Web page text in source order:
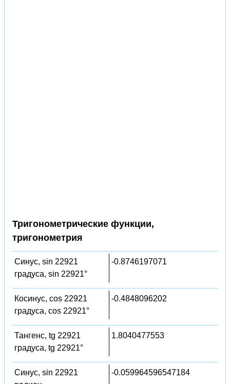
Тригонометрические функции,
тригонометрия
Синус, sin 22921
градуса, sin 22921°
-0.8746197071
Косинус, cos 22921
градуса, cos 22921°
-0.4848096202
Тангенс, tg 22921
градуса, tg 22921°
1.8040477553
Синус, sin 22921
-0.059964596547184